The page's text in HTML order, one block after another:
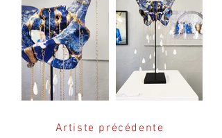
Artiste précédente